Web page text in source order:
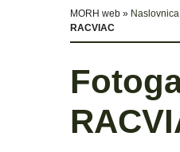
MORH web » Naslovnica
RACVIAC